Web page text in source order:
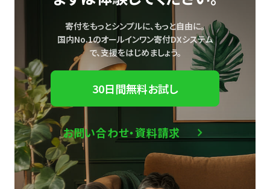
寄付をもっとシンプルに、もっと自由に。
国内No.1のオールインワン寄付DXシステム
で、支援をはじめましょう。
30日間無料お試し
お問い合わせ・資料請求